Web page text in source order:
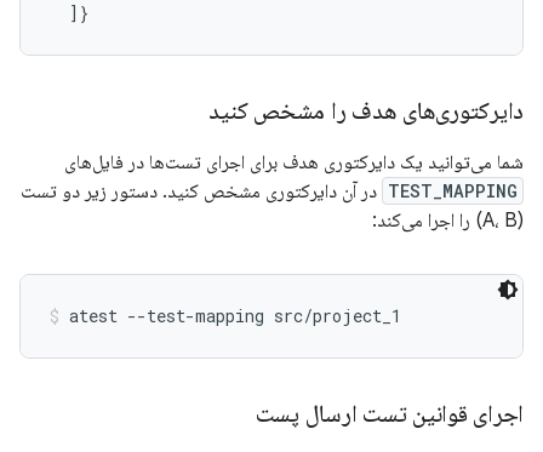
دایرکتوری‌های هدف را مشخص کنید
شما می‌توانید یک دایرکتوری هدف برای اجرای تست‌ها در فایل‌های
TEST_MAPPING در آن دایرکتوری مشخص کنید. دستور زیر دو تست
(A، B) را اجرا می‌کند:
atest --test-mapping src/project_1
اجرای قوانین تست ارسال پست